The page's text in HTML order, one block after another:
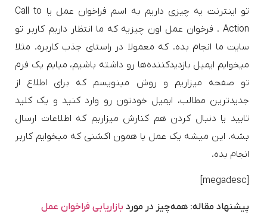
تو اینترنت یه چیزی داریم به اسم فراخوان عمل یا Call to
Action . فرخوان عمل اون چیزیه که ما انتظار داریم کاربر تو
سایت ما انجام بده. که معمولا در راستای جذب کاربره. مثلا
میخوایم ایمیل بازدیدکننده‌ها رو داشته باشیم، میایم یک فرم
تو صفحه میزاریم و روش مینویسم که برای اطلاع از
جدیدترین مطالب، ایمیل خودتون رو وارد کنید و یک کلید
تایید یا دنبال کردن هم کنارش میزاریم که اطلاعات ارسال
بشه. این میشه یک عمل یا همون اکشنی که میخوایم کاربر
انجام بده.
پیشنهاد مقاله: همه‌چیز در مورد بازاریابی فراخوان عمل